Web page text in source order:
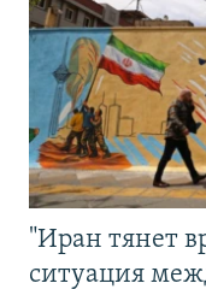
"Иран тянет
ситуация